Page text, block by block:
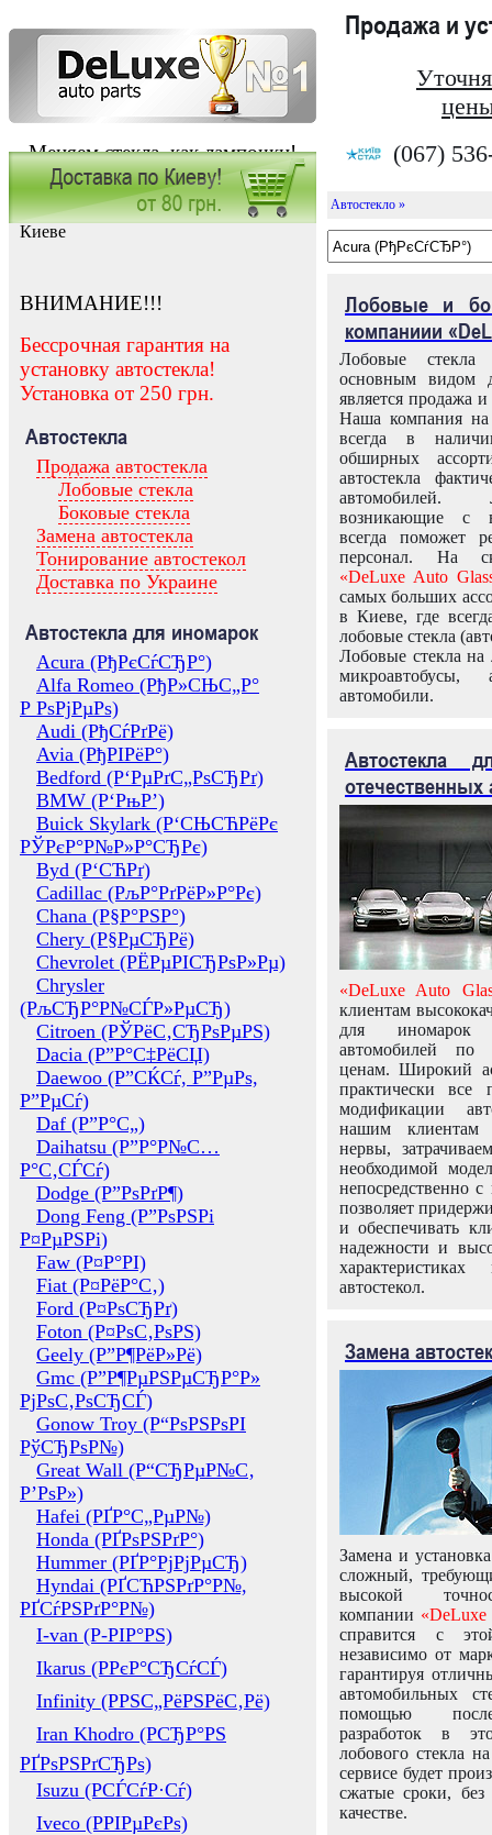
Меняем стекла, как лампочки!
Продажа и
(067)
Заказать установку автостекла в
Киеве
ВНИМАНИЕ!!!
Бессрочная гарантия на
установку автостекла!
Установка от 250 грн.
Автостекла
Продажа автостекла
Лобовые стекла
Боковые стекла
Замена автостекла
Тонирование автостекол
Доставка по Украине
Автостекла для иномарок
Acura (РђРєСѓСЂР°)
Alfa Romeo (РђР»СЊС„Р°
Р РѕРјРµРѕ)
Audi (РђСѓРґРё)
Avia (РђРІРёР°)
Bedford (Р‘РµРґС„РѕСЂРґ)
BMW (Р‘РњР’)
Buick Skylark (Р‘СЊСЋРёРє
РЎРєР°Р№Р»Р°СЂРє)
Byd (Р‘СЋРґ)
Cadillac (РљР°РґРёР»Р°Рє)
Chana (Р§Р°РЅР°)
Chery (Р§РµСЂРё)
Chevrolet (РЁРµРІСЂРѕР»Рµ)
Chrysler
(РљСЂР°Р№СЃР»РµСЂ)
Citroen (РЎРёС‚СЂРѕРµРЅ)
Dacia (Р”Р°С‡РёСЏ)
Daewoo (Р”СЌСѓ, Р”РµРѕ,
Р”РµСѓ)
Daf (Р”Р°С„)
Daihatsu (Р”Р°Р№С…
Р°С‚СЃСѓ)
Dodge (Р”РѕРґР¶)
Dong Feng (Р”РѕРЅРі
Р¤РµРЅРі)
Faw (Р¤Р°РІ)
Fiat (Р¤РёР°С‚)
Ford (Р¤РѕСЂРґ)
Foton (Р¤РѕС‚РѕРЅ)
Geely (Р”Р¶РёР»Рё)
Gmc (Р”Р¶РµРЅРµСЂР°Р»
РјРѕС‚РѕСЂСЃ)
Gonow Troy (Р“РѕРЅРѕРІ
РўСЂРѕР№)
Great Wall (Р“СЂРµР№С‚
Р’РѕР»)
Hafei (РҐР°С„РµР№)
Honda (РҐРѕРЅРґР°)
Hummer (РҐР°РјРјРµСЂ)
Hyndai (РҐСЋРЅРґР°Р№,
РҐСѓРЅРґР°Р№)
I-van (Р-РІР°РЅ)
Ikarus (РРєР°СЂСѓСЃ)
Infinity (РРЅС„РёРЅРёС‚Рё)
Iran Khodro (РСЂР°РЅ
РҐРѕРЅРґСЂРѕ)
Isuzu (РСЃСѓР·Сѓ)
Iveco (РРІРµРєРѕ)
Автостекло »
Лобовые и
компаниии
Лобовые
основным видом
является продажа и
Наша компания на
всегда в
обширных
автостекла
возникающие с
всегда поможет
персонал. На
«DeLuxe Auto
самых больших
в Киеве, где
лобовые стекла
Лобовые стекла на
микроавтобусы,
автомобили.
Автостекла
отечественных
«DeLuxe Auto
клиентам
для иномарок
автомобилей
ценам. Широкий
практически все
модификации
нашим клиентам
нервы,
необходимой
непосредственно
позволяет
и обеспечивать
надежности и
автостекол.
Замена
Замена и
сложный,
высокой
компании «DeLuxe
справится с
независимо от
гарантируя
автомобильных
помощью
разработок в
лобового стекла
сервисе будет
сжатые сроки,
качестве.